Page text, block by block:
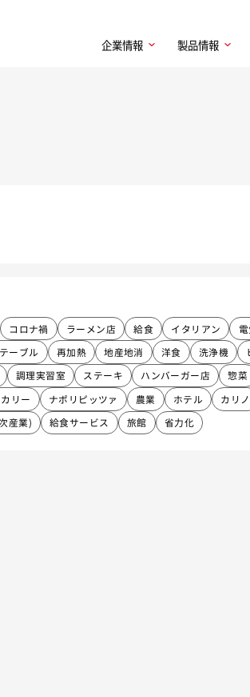
企業情報 製品情報
コロナ禍 ラーメン店 給食 イタリアン
ーブル 再加熱 地産地消 洋食 洗浄機
調理実習室 ステーキ ハンバーガー店 惣菜
リー ナポリピッツァ 農業 ホテル カリノ
産業) 給食サービス 旅館 省力化